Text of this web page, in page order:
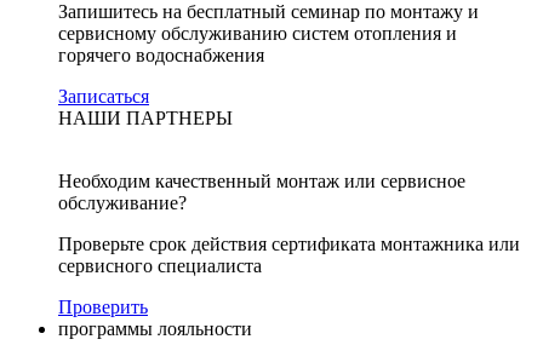
Запишитесь на бесплатный семинар по монтажу и
сервисному обслуживанию систем отопления и
горячего водоснабжения
Записаться
НАШИ ПАРТНЕРЫ
Необходим качественный монтаж или сервисное
обслуживание?
Проверьте срок действия сертификата монтажника или
сервисного специалиста
Проверить
программы лояльности